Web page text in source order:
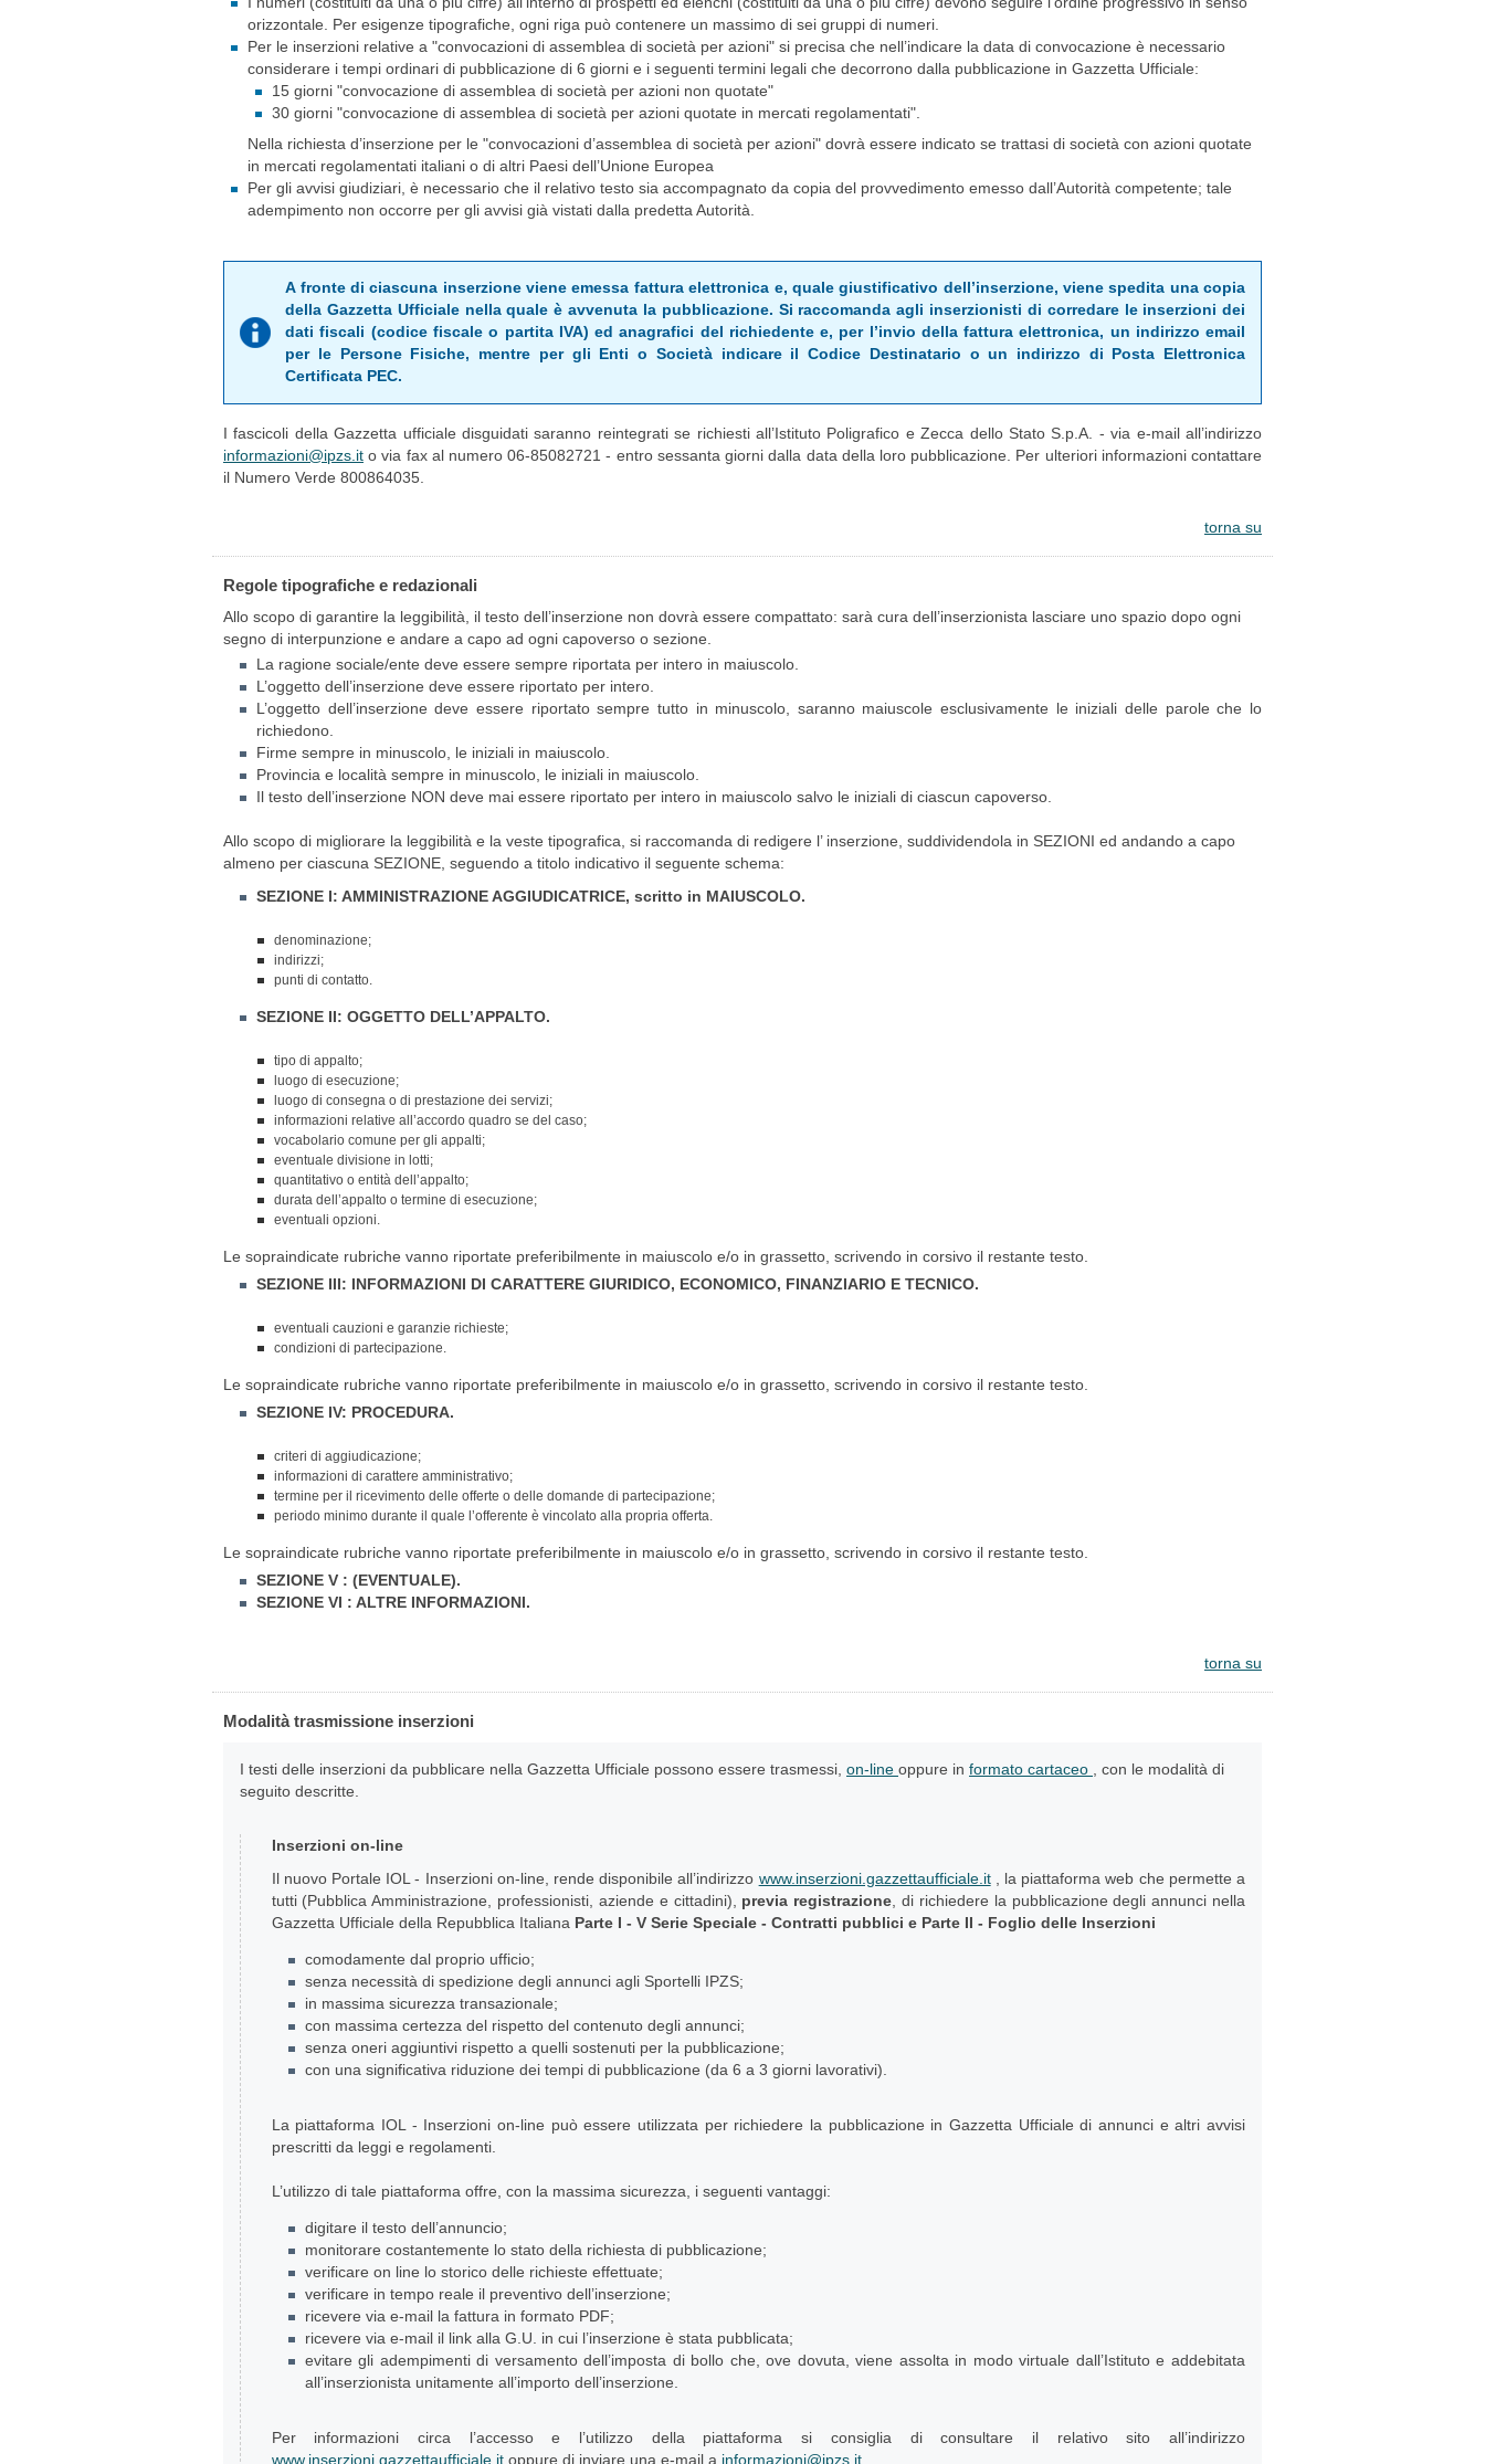
orizzontale. Per esigenze tipografiche, ogni riga può contenere un massimo di sei gruppi di numeri.
Per le inserzioni relative a "convocazioni di assemblea di società per azioni" si precisa che nell’indicare la data di convocazione è necessario
considerare i tempi ordinari di pubblicazione di 6 giorni e i seguenti termini legali che decorrono dalla pubblicazione in Gazzetta Ufficiale:
15 giorni "convocazione di assemblea di società per azioni non quotate"
30 giorni "convocazione di assemblea di società per azioni quotate in mercati regolamentati".
Nella richiesta d’inserzione per le "convocazioni d’assemblea di società per azioni" dovrà essere indicato se trattasi di società con azioni quotate
in mercati regolamentati italiani o di altri Paesi dell’Unione Europea
Per gli avvisi giudiziari, è necessario che il relativo testo sia accompagnato da copia del provvedimento emesso dall’Autorità competente; tale
adempimento non occorre per gli avvisi già vistati dalla predetta Autorità.
A fronte di ciascuna inserzione viene emessa fattura elettronica e, quale giustificativo dell’inserzione, viene spedita una copia
della Gazzetta Ufficiale nella quale è avvenuta la pubblicazione. Si raccomanda agli inserzionisti di corredare le inserzioni dei
dati fiscali (codice fiscale o partita IVA) ed anagrafici del richiedente e, per l’invio della fattura elettronica, un indirizzo email
per le Persone Fisiche, mentre per gli Enti o Società indicare il Codice Destinatario o un indirizzo di Posta Elettronica
Certificata PEC.
I fascicoli della Gazzetta ufficiale disguidati saranno reintegrati se richiesti all’Istituto Poligrafico e Zecca dello Stato S.p.A. - via e-mail all’indirizzo
informazioni@ipzs.it o via fax al numero 06-85082721 - entro sessanta giorni dalla data della loro pubblicazione. Per ulteriori informazioni contattare
il Numero Verde 800864035.
torna su
Regole tipografiche e redazionali
Allo scopo di garantire la leggibilità, il testo dell’inserzione non dovrà essere compattato: sarà cura dell’inserzionista lasciare uno spazio dopo ogni
segno di interpunzione e andare a capo ad ogni capoverso o sezione.
La ragione sociale/ente deve essere sempre riportata per intero in maiuscolo.
L’oggetto dell’inserzione deve essere riportato per intero.
L’oggetto dell’inserzione deve essere riportato sempre tutto in minuscolo, saranno maiuscole esclusivamente le iniziali delle parole che lo
richiedono.
Firme sempre in minuscolo, le iniziali in maiuscolo.
Provincia e località sempre in minuscolo, le iniziali in maiuscolo.
Il testo dell’inserzione NON deve mai essere riportato per intero in maiuscolo salvo le iniziali di ciascun capoverso.
Allo scopo di migliorare la leggibilità e la veste tipografica, si raccomanda di redigere l’ inserzione, suddividendola in SEZIONI ed andando a capo
almeno per ciascuna SEZIONE, seguendo a titolo indicativo il seguente schema:
SEZIONE I: AMMINISTRAZIONE AGGIUDICATRICE, scritto in MAIUSCOLO.
denominazione;
indirizzi;
punti di contatto.
SEZIONE II: OGGETTO DELL’APPALTO.
tipo di appalto;
luogo di esecuzione;
luogo di consegna o di prestazione dei servizi;
informazioni relative all’accordo quadro se del caso;
vocabolario comune per gli appalti;
eventuale divisione in lotti;
quantitativo o entità dell’appalto;
durata dell’appalto o termine di esecuzione;
eventuali opzioni.
Le sopraindicate rubriche vanno riportate preferibilmente in maiuscolo e/o in grassetto, scrivendo in corsivo il restante testo.
SEZIONE III: INFORMAZIONI DI CARATTERE GIURIDICO, ECONOMICO, FINANZIARIO E TECNICO.
eventuali cauzioni e garanzie richieste;
condizioni di partecipazione.
Le sopraindicate rubriche vanno riportate preferibilmente in maiuscolo e/o in grassetto, scrivendo in corsivo il restante testo.
SEZIONE IV: PROCEDURA.
criteri di aggiudicazione;
informazioni di carattere amministrativo;
termine per il ricevimento delle offerte o delle domande di partecipazione;
periodo minimo durante il quale l’offerente è vincolato alla propria offerta.
Le sopraindicate rubriche vanno riportate preferibilmente in maiuscolo e/o in grassetto, scrivendo in corsivo il restante testo.
SEZIONE V : (EVENTUALE).
SEZIONE VI : ALTRE INFORMAZIONI.
torna su
Modalità trasmissione inserzioni
I testi delle inserzioni da pubblicare nella Gazzetta Ufficiale possono essere trasmessi, on-line oppure in formato cartaceo
, con le modalità di
seguito descritte.
Inserzioni on-line
Il nuovo Portale IOL - Inserzioni on-line, rende disponibile all’indirizzo www.inserzioni.gazzettaufficiale.it, la piattaforma web che permette a
tutti (Pubblica Amministrazione, professionisti, aziende e cittadini),
previa registrazione , di richiedere la pubblicazione degli annunci nella
Gazzetta Ufficiale della Repubblica Italiana Parte I - V Serie Speciale - Contratti pubblici e Parte II - Foglio delle Inserzioni
comodamente dal proprio ufficio;
senza necessità di spedizione degli annunci agli Sportelli IPZS;
in massima sicurezza transazionale;
con massima certezza del rispetto del contenuto degli annunci;
senza oneri aggiuntivi rispetto a quelli sostenuti per la pubblicazione;
con una significativa riduzione dei tempi di pubblicazione (da 6 a 3 giorni lavorativi).
La piattaforma IOL - Inserzioni on-line può essere utilizzata per richiedere la pubblicazione in Gazzetta Ufficiale di annunci e altri avvisi
prescritti da leggi e regolamenti.
L’utilizzo di tale piattaforma offre, con la massima sicurezza, i seguenti vantaggi:
digitare il testo dell’annuncio;
monitorare costantemente lo stato della richiesta di pubblicazione;
verificare on line lo storico delle richieste effettuate;
verificare in tempo reale il preventivo dell’inserzione;
ricevere via e-mail la fattura in formato PDF;
ricevere via e-mail il link alla G.U. in cui l’inserzione è stata pubblicata;
evitare gli adempimenti di versamento dell’imposta di bollo che, ove dovuta, viene assolta in modo virtuale dall’Istituto e addebitata
all’inserzionista unitamente all’importo dell’inserzione.
Per informazioni circa l’accesso e l’utilizzo della piattaforma si consiglia di consultare il relativo sito all’indirizzo
www.inserzioni.gazzettaufficiale.itoppure di inviare una e-mail a informazioni@ipzs.it